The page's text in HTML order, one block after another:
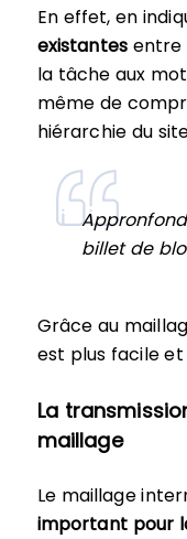
En effet, en
existantes entre
la tâche aux
même de
hiérarchie du
billet de
Grâce au
est plus facile
La
maillage
Le maillage
important pour